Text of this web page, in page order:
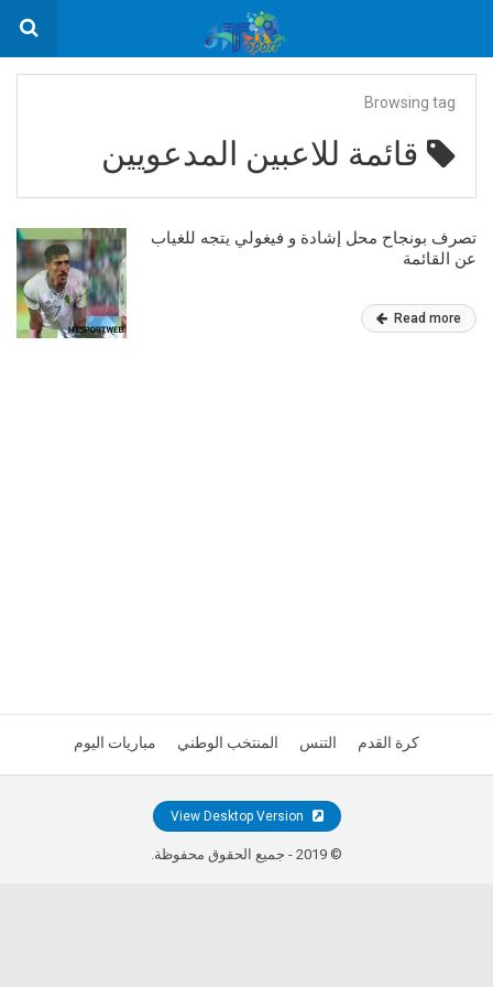
Browsing tag
قائمة للاعبين المدعويين
تصرف بونجاح محل إشادة و فيغولي يتجه للغياب
عن القائمة
Read more
كرة القدم التنس المنتخب الوطني مباريات اليوم
© 2019 - جميع الحقوق محفوظة.